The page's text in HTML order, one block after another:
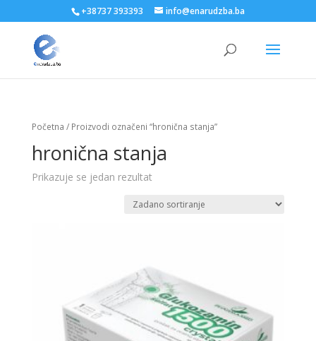
+38737 393393 info@enarudzba.ba
Početna / Proizvodi označeni “hronična stanja”
hronična stanja
Prikazuje se jedan rezultat